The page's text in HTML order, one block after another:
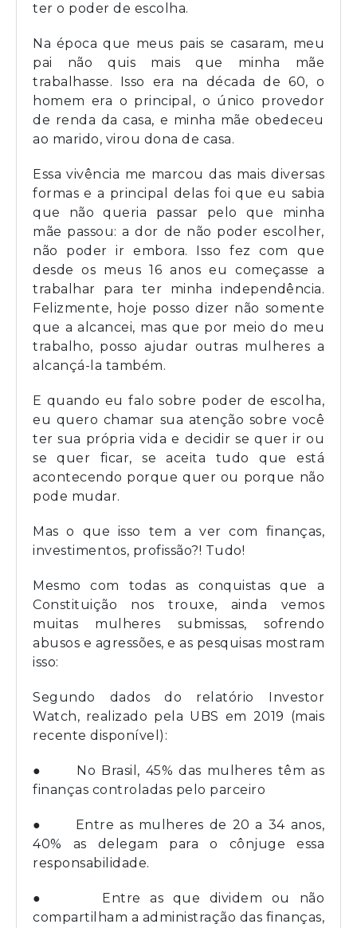
ter o poder de escolha.
Na época que meus pais se casaram, meu
pai não quis mais que minha mãe
trabalhasse. Isso era na década de 60, o
homem era o principal, o único provedor
de renda da casa, e minha mãe obedeceu
ao marido, virou dona de casa.
Essa vivência me marcou das mais diversas
formas e a principal delas foi que eu sabia
que não queria passar pelo que minha
mãe passou: a dor de não poder escolher,
não poder ir embora. Isso fez com que
desde os meus 16 anos eu começasse a
trabalhar para ter minha independência.
Felizmente, hoje posso dizer não somente
que a alcancei, mas que por meio do meu
trabalho, posso ajudar outras mulheres a
alcançá-la também.
E quando eu falo sobre poder de escolha,
eu quero chamar sua atenção sobre você
ter sua própria vida e decidir se quer ir ou
se quer ficar, se aceita tudo que está
acontecendo porque quer ou porque não
pode mudar.
Mas o que isso tem a ver com finanças,
investimentos, profissão?! Tudo!
Mesmo com todas as conquistas que a
Constituição nos trouxe, ainda vemos
muitas mulheres submissas, sofrendo
abusos e agressões, e as pesquisas mostram
isso:
Segundo dados do relatório Investor
Watch, realizado pela UBS em 2019 (mais
recente disponível):
● No Brasil, 45% das mulheres têm as
finanças controladas pelo parceiro
● Entre as mulheres de 20 a 34 anos,
40% as delegam para o cônjuge essa
responsabilidade.
● Entre as que dividem ou não
compartilham a administração das finanças,